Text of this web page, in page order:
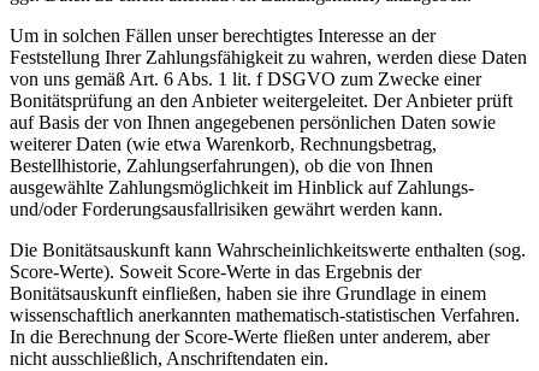
Um in solchen Fällen unser berechtigtes Interesse an der
Feststellung Ihrer Zahlungsfähigkeit zu wahren, werden diese Daten
von uns gemäß Art. 6 Abs. 1 lit. f DSGVO zum Zwecke einer
Bonitätsprüfung an den Anbieter weitergeleitet. Der Anbieter prüft
auf Basis der von Ihnen angegebenen persönlichen Daten sowie
weiterer Daten (wie etwa Warenkorb, Rechnungsbetrag,
Bestellhistorie, Zahlungserfahrungen), ob die von Ihnen
ausgewählte Zahlungsmöglichkeit im Hinblick auf Zahlungs-
und/oder Forderungsausfallrisiken gewährt werden kann.
Die Bonitätsauskunft kann Wahrscheinlichkeitswerte enthalten (sog.
Score-Werte). Soweit Score-Werte in das Ergebnis der
Bonitätsauskunft einfließen, haben sie ihre Grundlage in einem
wissenschaftlich anerkannten mathematisch-statistischen Verfahren.
In die Berechnung der Score-Werte fließen unter anderem, aber
nicht ausschließlich, Anschriftendaten ein.